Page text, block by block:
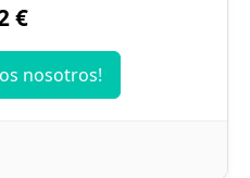
€
nosotros!